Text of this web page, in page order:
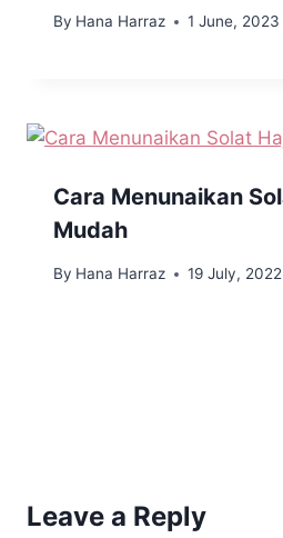
By Hana Harraz 1 June, 2023
Cara Menunaikan
Mudah
By Hana Harraz 19 July, 2022
Leave a Reply